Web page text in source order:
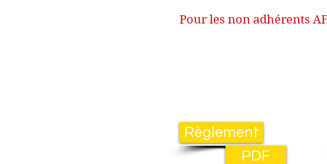
Pour les non adhérents
Règlement
PDF